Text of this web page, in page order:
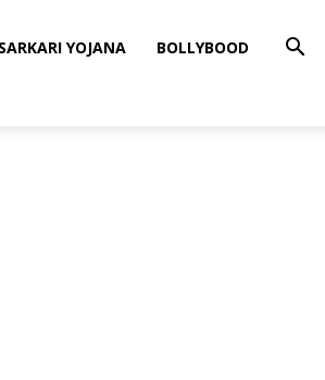
SARKARI YOJANA BOLLYBOOD